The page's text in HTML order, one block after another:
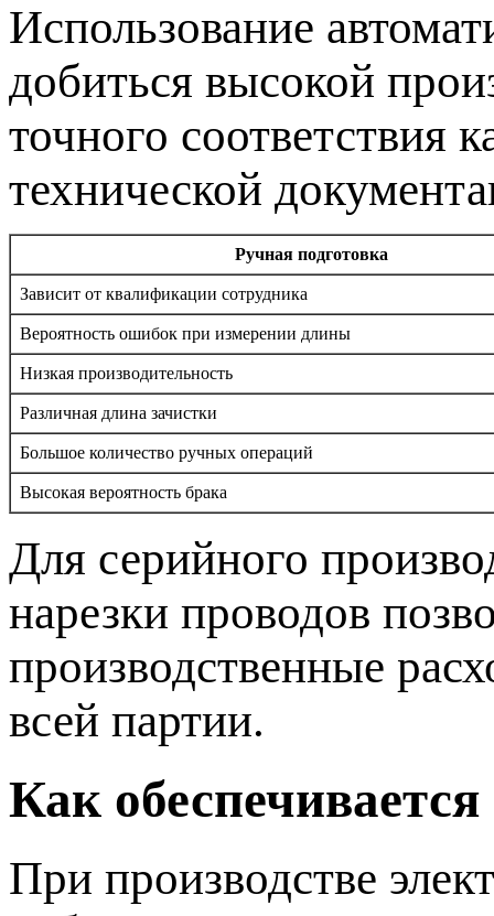
Использование
добиться высокой
точного соответствия
технической
Ручная подготовка
Зависит от квалификации сотрудника
Вероятность ошибок при измерении длины
Низкая производительность
Различная длина зачистки
Большое количество ручных операций
Высокая вероятность брака
Для серийного
нарезки проводов
производственные
всей партии.
Как
При производстве